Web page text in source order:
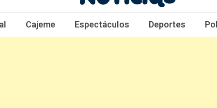
obrnoticias.com
obr noticias noticias, entretenimiento y
Cajeme Espectáculos Deportes